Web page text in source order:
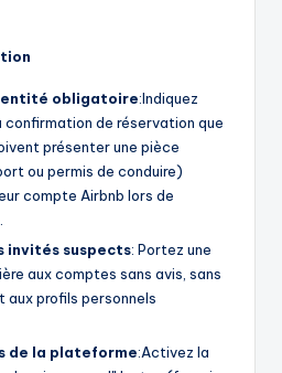
obligatoire:Indiquez
confirmation de réservation que
présenter une pièce
ou permis de conduire)
compte Airbnb lors de
invités suspects: Portez une
aux comptes sans avis, sans
profils personnels
de la plateforme:Activez la